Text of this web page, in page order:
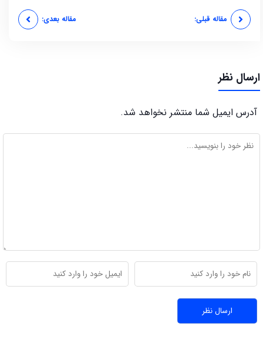
مقاله قبلی: مقاله بعدی:
ارسال نظر
آدرس ایمیل شما منتشر نخواهد شد.